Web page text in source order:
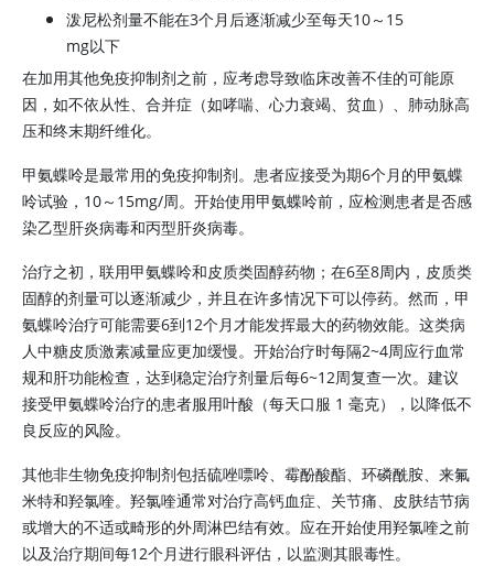
泼尼松剂量不能在3个月后逐渐减少至每天10～15
mg以下
在加用其他免疫抑制剂之前，应考虑导致临床改善不佳的可能原
因，如不依从性、合并症（如哮喘、心力衰竭、贫血）、肺动脉高
压和终末期纤维化。
甲氨蝶呤是最常用的免疫抑制剂。患者应接受为期6个月的甲氨蝶
呤试验，10～15mg/周。开始使用甲氨蝶呤前，应检测患者是否感
染乙型肝炎病毒和丙型肝炎病毒。
治疗之初，联用甲氨蝶呤和皮质类固醇药物；在6至8周内，皮质类
固醇的剂量可以逐渐减少，并且在许多情况下可以停药。然而， 甲
氨蝶呤治疗可能需要6到12个月才能发挥最大的药物效能。这类病
人中糖皮质激素减量应更加缓慢。开始治疗时每隔2~4周应行血常
规和肝功能检查，达到稳定治疗剂量后每6~12周复查一次。建议
接受甲氨蝶呤治疗的患者服用叶酸（每天口服 1 毫克），以降低不
良反应的风险。
其他非生物免疫抑制剂包括硫唑嘌呤、霉酚酸酯、环磷酰胺、来氟
米特和羟氯喹。羟氯喹通常对治疗高钙血症、关节痛、皮肤结节病
或增大的不适或畸形的外周淋巴结有效。应在开始使用羟氯喹之前
以及治疗期间每12个月进行眼科评估，以监测其眼毒性。